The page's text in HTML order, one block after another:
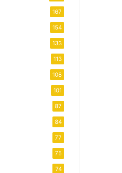
167
154
133
113
108
101
87
84
77
75
74